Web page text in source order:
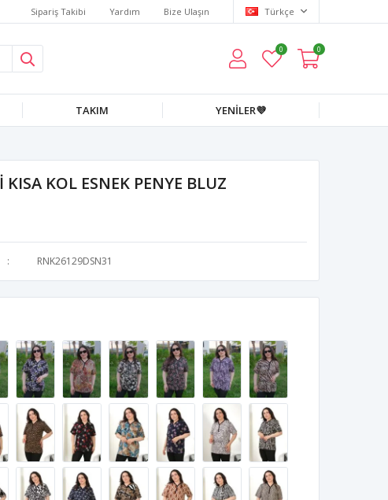
Sipariş Takibi Yardım Bize Ulaşın Türkçe
0 0
TAKIM YENİLER💜
KISA KOL ESNEK PENYE BLUZ
RNK26129DSN31